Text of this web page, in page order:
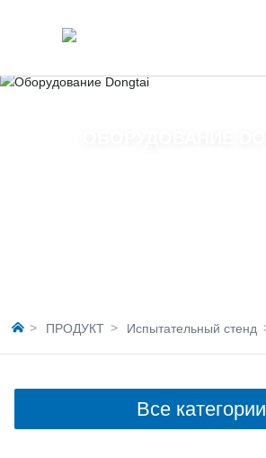
ПРОДУКТ Испытательный стенд
Все категории